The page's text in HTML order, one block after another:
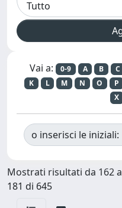
Vai a: 0-9 A B C
K
L M N O P
X
o inserisci le iniziali:
Mostrati risultati da 162 a
181 di 645